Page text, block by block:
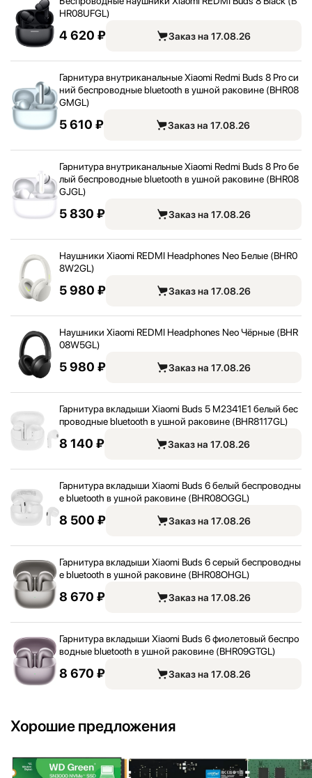
HR08UFGL)
4 620 ₽ Заказ на 17.08.26
Гарнитура внутриканальные Xiaomi Redmi Buds 8 Pro си
ний беспроводные bluetooth в ушной раковине (BHR08
GMGL)
5 610 ₽ Заказ на 17.08.26
Гарнитура внутриканальные Xiaomi Redmi Buds 8 Pro бе
лый беспроводные bluetooth в ушной раковине (BHR08
GJGL)
5 830 ₽ Заказ на 17.08.26
Наушники Xiaomi REDMI Headphones Neo Белые (BHR0
8W2GL)
5 980 ₽ Заказ на 17.08.26
Наушники Xiaomi REDMI Headphones Neo Чёрные (BHR
08W5GL)
5 980 ₽ Заказ на 17.08.26
Гарнитура вкладыши Xiaomi Buds 5 M2341E1 белый бес
проводные bluetooth в ушной раковине (BHR8117GL)
8 140 ₽ Заказ на 17.08.26
Гарнитура вкладыши Xiaomi Buds 6 белый беспроводны
е bluetooth в ушной раковине (BHR08OGGL)
8 500 ₽ Заказ на 17.08.26
Гарнитура вкладыши Xiaomi Buds 6 серый беспроводны
е bluetooth в ушной раковине (BHR08OHGL)
8 670 ₽ Заказ на 17.08.26
Гарнитура вкладыши Xiaomi Buds 6 фиолетовый беспро
водные bluetooth в ушной раковине (BHR09GTGL)
8 670 ₽ Заказ на 17.08.26
Хорошие предложения